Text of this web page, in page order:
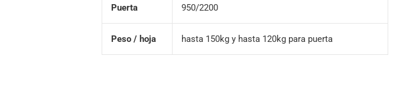
Puerta 950/2200
Peso / hoja hasta 150kg y hasta 120kg para puerta